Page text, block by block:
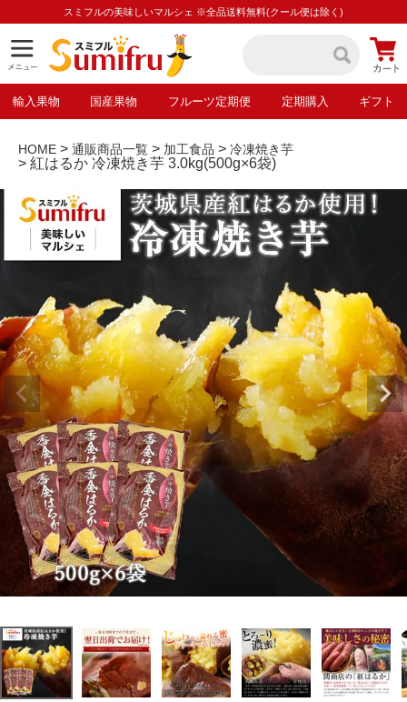
スミフルの美味しいマルシェ ※全品送料無料(クール便は除く)
輸入果物 国産果物 フルーツ定期便 定期購入 ギフト
HOME 通販商品一覧 加工食品 冷凍焼き芋
紅はるか 冷凍焼き芋 3.0kg(500g×6袋)